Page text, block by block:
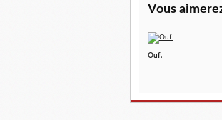
Vous
Ouf.